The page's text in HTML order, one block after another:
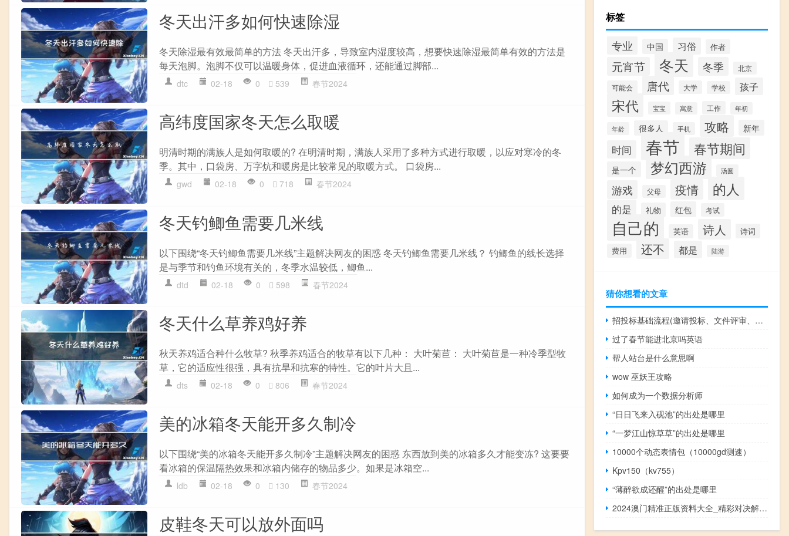
冬天出汗多如何快速除湿
冬天除湿最有效最简单的方法 冬天出汗多，导致室内湿度较高，想要快速除湿最简单有效的方法是
每天泡脚。泡脚不仅可以温暖身体，促进血液循环，还能通过脚部...
dtc 02-18 0 539 春节2024
高纬度国家冬天怎么取暖
明清时期的满族人是如何取暖的? 在明清时期，满族人采用了多种方式进行取暖，以应对寒冷的冬
季。其中，口袋房、万字炕和暖房是比较常见的取暖方式。 口袋房...
gwd 02-18 0 718 春节2024
冬天钓鲫鱼需要几米线
以下围绕“冬天钓鲫鱼需要几米线”主题解决网友的困惑 冬天钓鲫鱼需要几米线？ 钓鲫鱼的线长选择
是与季节和钓鱼环境有关的，冬季水温较低，鲫鱼...
dtd 02-18 0 598 春节2024
冬天什么草养鸡好养
秋天养鸡适合种什么牧草? 秋季养鸡适合的牧草有以下几种： 大叶菊苣： 大叶菊苣是一种冷季型牧
草，它的适应性很强，具有抗旱和抗寒的特性。它的叶片大且...
dts 02-18 0 806 春节2024
美的冰箱冬天能开多久制冷
以下围绕“美的冰箱冬天能开多久制冷”主题解决网友的困惑 东西放到美的冰箱多久才能变冻? 这要要
看冰箱的保温隔热效果和冰箱内储存的物品多少。如果是冰箱空...
ldb 02-18 0 130 春节2024
皮鞋冬天可以放外面吗
标签
专业 中国 习俗 作者
元宵节 冬天 冬季 北京
可能会 唐代 大学 学校 孩子
宋代 宝宝 寓意 工作 年初
年龄 很多人 手机 攻略 新年
时间 春节 春节期间
是一个 梦幻西游 汤圆
游戏 父母 疫情 的人
的是 礼物 红包 考试
自己的 英语 诗人 诗词
费用 还不 都是 陆游
猜你想看的文章
招投标基础流程(邀请投标、文件评审、合同签订、验收和支付)
过了春节能进北京吗英语
帮人站台是什么意思啊
wow 巫妖王攻略
如何成为一个数据分析师
“日日飞来入砚池”的出处是哪里
“一梦江山惊草草”的出处是哪里
10000个动态表情包（10000gd测速）
Kpv150（kv755）
“薄醉欲成还醒”的出处是哪里
2024澳门精准正版资料大全_精彩对决解析_GM版v80.77.89